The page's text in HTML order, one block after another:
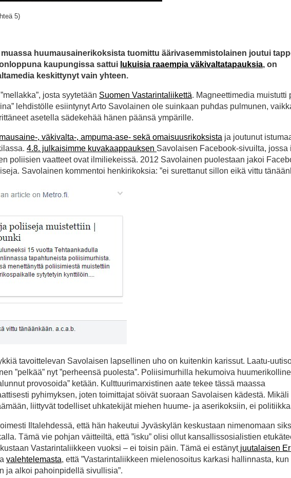
5)
huumausainerikoksista tuomittu äärivasemmistolainen joutui
kaupungissa sattui lukuisia raaempia väkivaltatapauksia, on
keskittynyt vain yhteen.
josta syytetään Suomen Vastarintaliikettä. Magneettimedia muistutti
lehdistölle esiintynyt Arto Savolainen ole suinkaan puhdas pulmunen,
asetella sädekehää hänen päänsä ympärille.
, väkivalta-, ampuma-ase- sekä omaisuusrikoksista ja joutunut
4.8. julkaisimme kuvakaappauksen Savolaisen Facebook-sivuilta, jossa
poliisien vaatteet ovat ilmiliekeissä. 2012 Savolainen puolestaan jakoi
Savolainen kommentoi henkirikoksia: ”ei surettanut sillon eikä vittu
tavoittelevan Savolaisen lapsellinen uho on kuitenkin karissut. Laatu-
”pelkää” nyt ”perheensä puolesta”. Poliisimurhilla hekumoiva
provosoida” ketään. Kulttuurimarxistinen aate tekee tässä maassa
pyhimyksen, joten toimittajat söivät suoraan Savolaisen kädestä. Mikäli
liittyvät todelliset uhkatekijät miehen huume- ja aserikoksiin, ei
Iltalehdessä, että hän hakeutui Jyväskylän keskustaan nimenomaan
Tämä vie pohjan väitteiltä, että ”isku” olisi ollut kansallissosialistien
Vastarintaliikkeen vuoksi – ei toisin päin. Tämä ei estänytjuutalaisen
valehtelemasta, että ”Vastarintaliikkeen mielenosoitus karkasi hallinnasta, kun
ja alkoi pahoinpidellä sivullisia”.